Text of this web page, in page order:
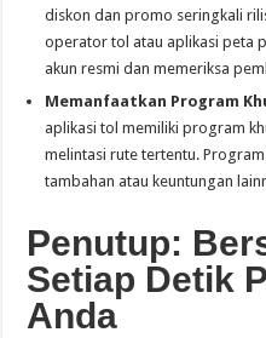
diskon dan promo seringkali
operator tol atau aplikasi peta
akun resmi dan memeriksa
Memanfaatkan Program
aplikasi tol memiliki program
melintasi rute tertentu.
tambahan atau keuntungan
Penutup:
Setiap Detik
Anda